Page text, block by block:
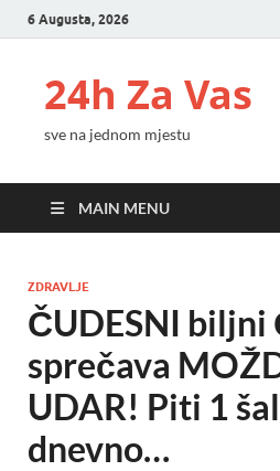
6 Augusta, 2026
24h Za Vas
sve na jednom mjestu
MAIN MENU
ZDRAVLJE
ČUDESNI biljni
sprečava
UDAR! Piti 1
dnevno…